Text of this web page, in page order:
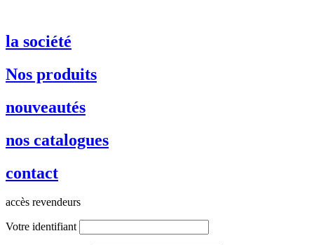
la société
Nos produits
nouveautés
nos catalogues
contact
accès revendeurs
Votre identifiant